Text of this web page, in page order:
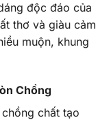
độc đáo của
thơ và giàu cảm
muộn, khung
Chồng
chất tạo